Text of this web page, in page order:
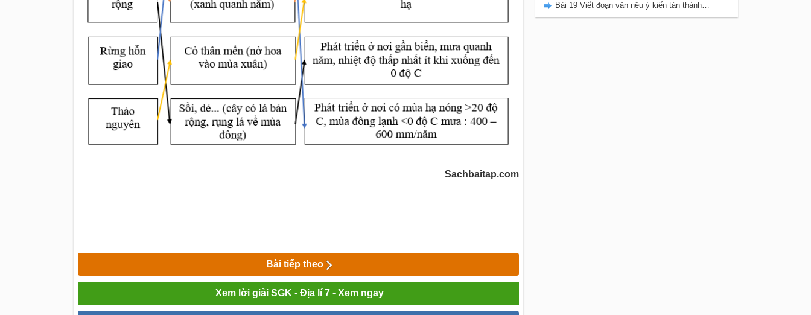
Sachbaitap.com
Bài tiếp theo
Xem lời giải SGK - Địa lí 7 - Xem ngay
Bài 19 Viết đoạn văn nêu ý kiến tán thành một sự việc, hiện tượng (Bài viết số 1) trang 100 SGK Tiếng Việt 5 Kết nối tri thức tập 2